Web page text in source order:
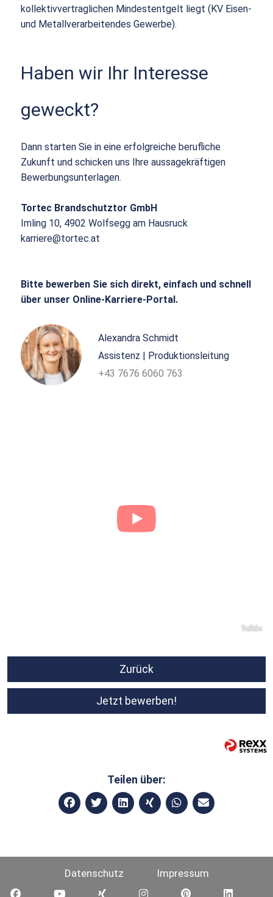
kollektivvertraglichen Mindestentgelt liegt (KV Eisen-
und Metallverarbeitendes Gewerbe).
Haben wir Ihr Interesse
geweckt?
Dann starten Sie in eine erfolgreiche berufliche
Zukunft und schicken uns Ihre aussagekräftigen
Bewerbungsunterlagen.
Tortec Brandschutztor GmbH
Imling 10, 4902 Wolfsegg am Hausruck
karriere@tortec.at
Bitte bewerben Sie sich direkt, einfach und schnell
über unser Online-Karriere-Portal.
Alexandra Schmidt
Assistenz | Produktionsleitung
+43 7676 6060 763
Zurück
Jetzt bewerben!
Teilen über:
Datenschutz Impressum